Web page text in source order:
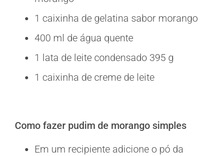
1 caixinha de gelatina sabor morango
400 ml de água quente
1 lata de leite condensado 395 g
1 caixinha de creme de leite
Como fazer pudim de morango simples
Em um recipiente adicione o pó da